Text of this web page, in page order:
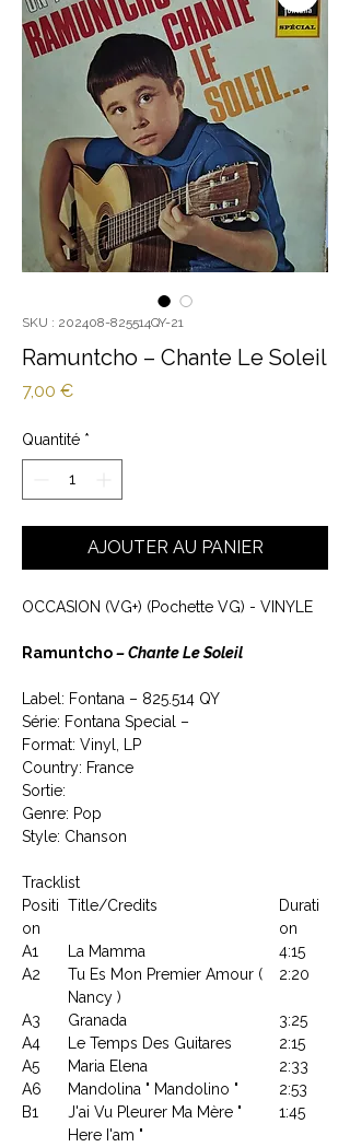
SKU : 202408-825514QY-21
Ramuntcho ‎– Chante Le Soleil
7,00 €Prix
Quantité *
AJOUTER AU PANIER
OCCASION (VG+) (Pochette VG) - VINYLE
Ramuntcho‎– Chante Le Soleil
Label: Fontana ‎– 825.514 QY
Série: Fontana Special –
Format: Vinyl, LP
Country: France
Sortie:
Genre: Pop
Style: Chanson
Tracklist
Positi
on
Title/Credits
Durati
on
A1
La Mamma
4:15
A2
Tu Es Mon Premier Amour (
Nancy )
2:20
A3 Granada
3:25
A4
Le Temps Des Guitares
2:15
A5
Maria Elena
2:33
A6
Mandolina " Mandolino "
2:53
B1
J'ai Vu Pleurer Ma Mère "
Here I'am "
1:45